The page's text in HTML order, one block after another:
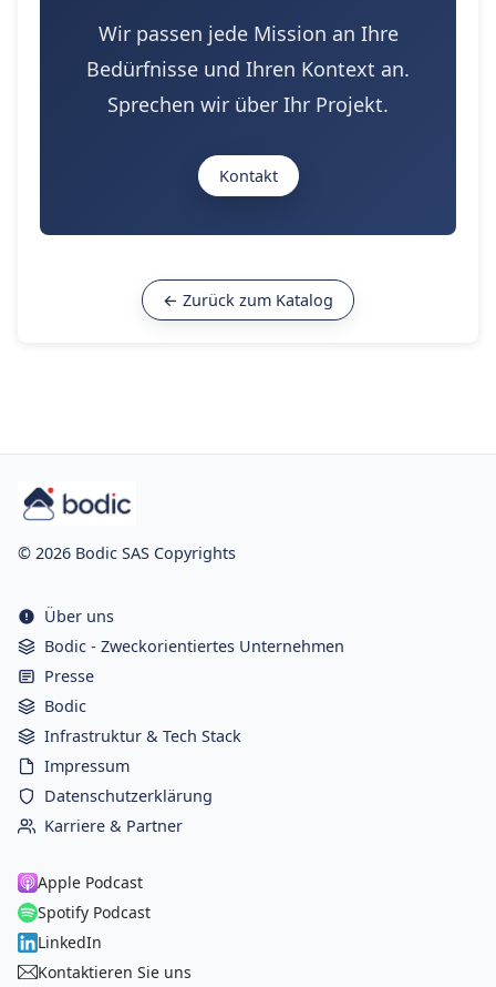
Wir passen jede Mission an Ihre
Bedürfnisse und Ihren Kontext an.
Sprechen wir über Ihr Projekt.
Kontakt
← Zurück zum Katalog
© 2026 Bodic SAS Copyrights
Über uns
Bodic - Zweckorientiertes Unternehmen
Presse
Bodic
Infrastruktur & Tech Stack
Impressum
Datenschutzerklärung
Karriere & Partner
Apple Podcast
Spotify Podcast
LinkedIn
Kontaktieren Sie uns